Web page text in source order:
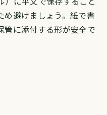
め避けましょう。紙で書
管に添付する形が安全で